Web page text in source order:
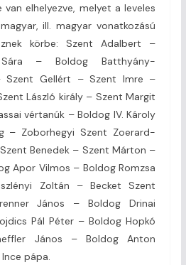
elhelyezve, melyet a leveles
ill. magyar vonatkozású
körbe: Szent Adalbert –
– Boldog Batthyány-
Szent Gellért – Szent Imre –
László király – Szent Margit
vértanúk – Boldog IV. Károly
– Zoborhegyi Szent Zoerard-
Benedek – Szent Márton –
Apor Vilmos – Boldog Romzsa
Zoltán – Becket Szent
János – Boldog Drinai
Pál Péter – Boldog Hopkó
János – Boldog Anton
pápa.